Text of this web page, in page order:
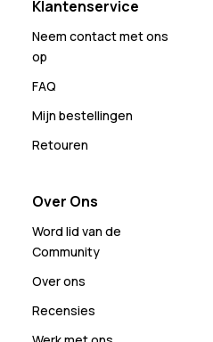
Klantenservice
Neem contact met ons
op
FAQ
Mijn bestellingen
Retouren
Over Ons
Word lid van de
Community
Over ons
Recensies